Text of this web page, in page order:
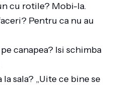
cu rotile? Mobi-la.
Pentru ca nu au
canapea? Isi schimba
sala? „Uite ce bine se